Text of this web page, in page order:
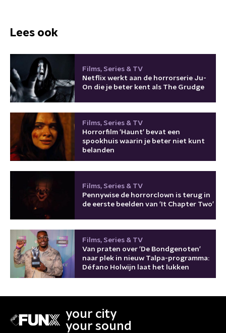
Lees ook
Films, Series & TV
Netflix werkt aan de horrorserie Ju-
On die je beter kent als The Grudge
Films, Series & TV
Horrorfilm 'Haunt' bevat een
spookhuis waarin je beter niet kunt
belanden
Films, Series & TV
Pennywise de horrorclown is terug in
de eerste beelden van 'It Chapter Two'
Films, Series & TV
Van praten over 'De Bondgenoten'
naar plek in nieuw Talpa-programma:
Défano Holwijn laat het lukken
your city
your sound